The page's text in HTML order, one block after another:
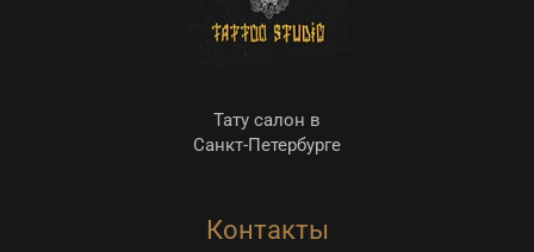
Тату салон в
Санкт-Петербурге
Контакты